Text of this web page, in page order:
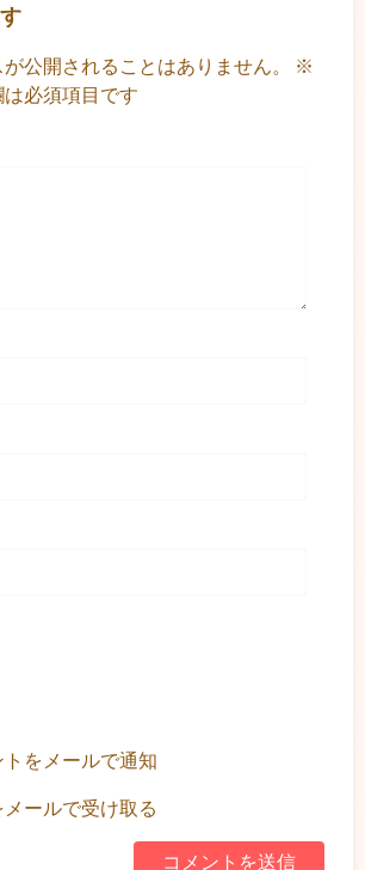
公開されることはありません。
※
必須項目です
をメールで通知
ールで受け取る